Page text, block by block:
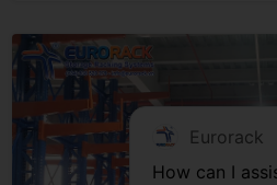
Eurorack
How can I